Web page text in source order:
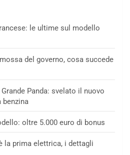
le ultime sul modello
del governo, cosa succede
Panda: svelato il nuovo
benzina
oltre 5.000 euro di bonus
la prima elettrica, i dettagli